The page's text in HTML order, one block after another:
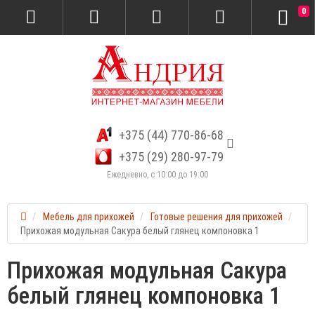
+375 (44) 770-86-68
+375 (29) 280-97-79
Ежедневно, с 10:00 до 19:00
0
Мебель для прихожей
Готовые решения для прихожей
Прихожая модульная Сакура белый глянец компоновка 1
Прихожая модульная Сакура
белый глянец компоновка 1